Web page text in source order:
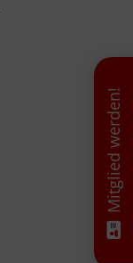
Mitglied werden!